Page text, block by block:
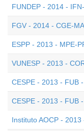
FUNDEP - 2014 -
FGV - 2014 - CGE-
ESPP - 2013 - MPE-
VUNESP - 2013 -
CESPE - 2013 - FUB
CESPE - 2013 - FUB
Instituto AOCP -